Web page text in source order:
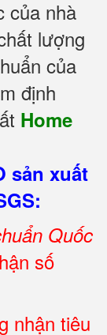
của nhà
lượng
của
định
Home
sản xuất
Quốc
số
nhận tiêu